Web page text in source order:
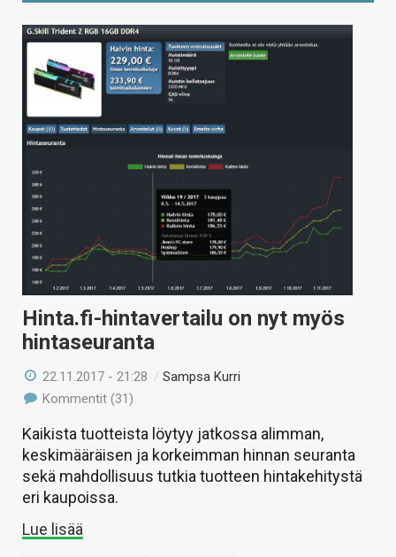
Hinta.fi-hintavertailu on nyt myös
hintaseuranta
22.11.2017 - 21:28 /Sampsa Kurri
Kommentit (31)
Kaikista tuotteista löytyy jatkossa alimman,
keskimääräisen ja korkeimman hinnan seuranta
sekä mahdollisuus tutkia tuotteen hintakehitystä
eri kaupoissa.
Lue lisää